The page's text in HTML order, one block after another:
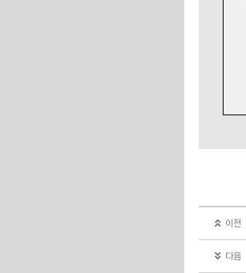
이전
다음